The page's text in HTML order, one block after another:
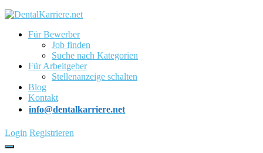
Für Bewerber
Job finden
Suche nach Kategorien
Für Arbeitgeber
Stellenanzeige schalten
Blog
Kontakt
info@dentalkarriere.net
Login Registrieren